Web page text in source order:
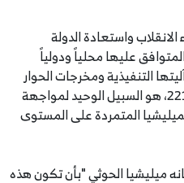
واستعادة الدولة
عليها محلياً ودولياً
التنفيذية ومخرجات الحوار
الوطني وقرار مجلس الأمن رقم 2216، هو السبيل الوحيد لمواجهة
المتمردة على المستوى
ميليشيا الحوثي "بأن تكون هذه